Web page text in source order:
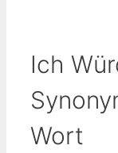
Ich
Wort